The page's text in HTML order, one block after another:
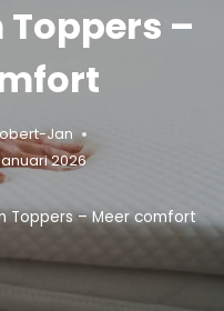
–
Jan
2026
Toppers – Meer comfort